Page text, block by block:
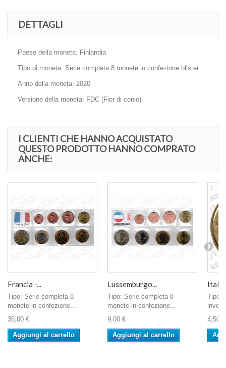
DETTAGLI
Paese della moneta: Finlandia
Tipo di moneta: Serie completa 8 monete in confezione blister
Anno della moneta: 2020
Versione della moneta: FDC (Fior di conio)
I CLIENTI CHE HANNO ACQUISTATO
QUESTO PRODOTTO HANNO COMPRATO
ANCHE:
Francia -...
Tipo: Serie completa 8
monete in confezione...
35,00 €
Aggiungi al carrello
Lussemburgo...
Tipo: Serie completa 8
monete in confezione...
9,00 €
Aggiungi al carrello
Italia
Tipo:
4,50 €